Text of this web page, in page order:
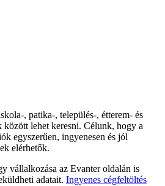
, patika-, település-, étterem- és
között lehet keresni. Célunk, hogy a
egyszerűen, ingyenesen és jól
elérhetők.
vállalkozása az Evanter oldalán is
adatait. Ingyenes cégfeltöltés